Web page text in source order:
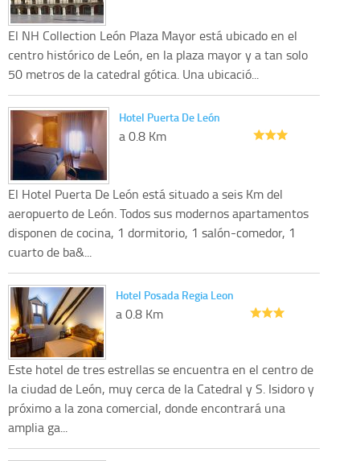
El NH Collection León Plaza Mayor está ubicado en el
centro histórico de León, en la plaza mayor y a tan solo
50 metros de la catedral gótica. Una ubicació...
Hotel Puerta De León
a 0.8 Km
El Hotel Puerta De León está situado a seis Km del
aeropuerto de León. Todos sus modernos apartamentos
disponen de cocina, 1 dormitorio, 1 salón-comedor, 1
cuarto de ba&...
Hotel Posada Regia Leon
a 0.8 Km
Este hotel de tres estrellas se encuentra en el centro de
la ciudad de León, muy cerca de la Catedral y S. Isidoro y
próximo a la zona comercial, donde encontrará una
amplia ga...